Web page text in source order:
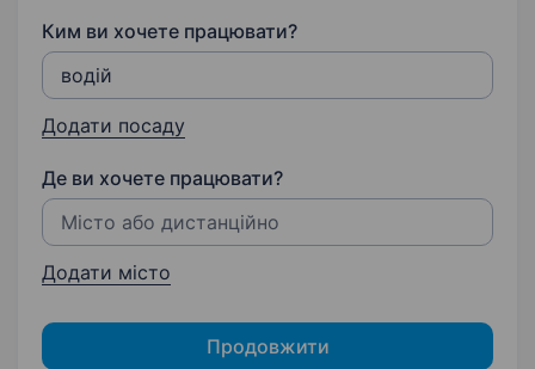
Ким ви хочете працювати?
Додати посаду
Де ви хочете працювати?
Додати місто
Продовжити